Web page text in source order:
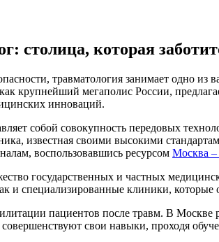
столица, которая
травматология занимает одно
крупнейший мегаполис России,
инноваций.
собой совокупность передовых
известная своими высокими
воспользовавшись ресурсом Москва –
государственных и частных
и специализированные клиники,
пациентов после травм. В
свои навыки, проходя